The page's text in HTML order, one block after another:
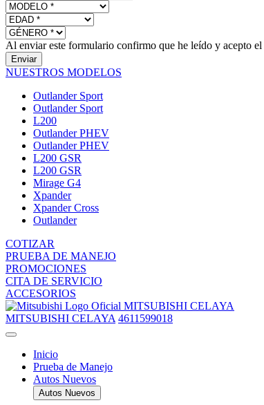
Al enviar este formulario confirmo que he leído y acepto el
Enviar
NUESTROS MODELOS
Outlander Sport
Outlander Sport
L200
Outlander PHEV
Outlander PHEV
L200 GSR
L200 GSR
Mirage G4
Xpander
Xpander Cross
Outlander
COTIZAR
PRUEBA DE MANEJO
PROMOCIONES
CITA DE SERVICIO
ACCESORIOS
MITSUBISHI CELAYA
MITSUBISHI CELAYA 4611599018
Inicio
Prueba de Manejo
Autos Nuevos
Autos Nuevos